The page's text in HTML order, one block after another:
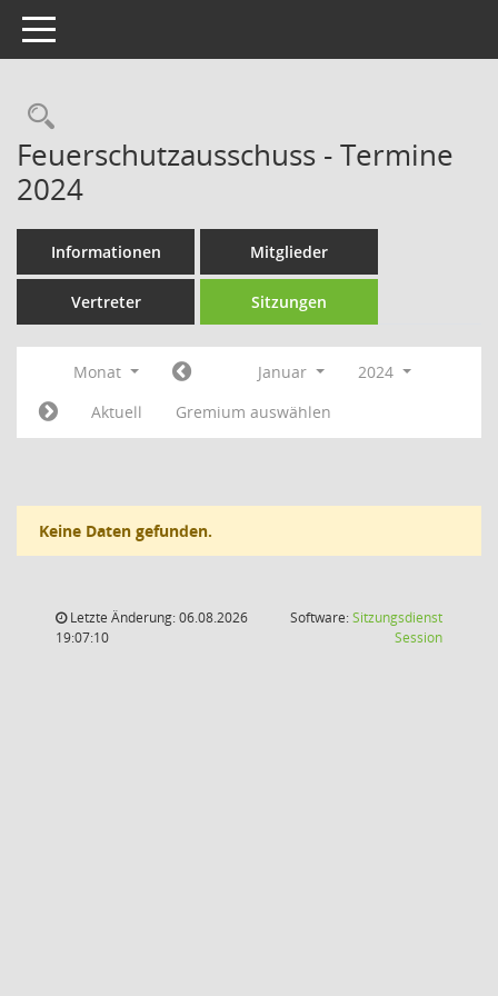
Toggle navigation
Rechercheauswahl
Feuerschutzausschuss - Termine
2024
Informationen Mitglieder
Vertreter Sitzungen
Monat Januar
2024
Aktuell
Gremium auswählen
Keine Daten gefunden.
Letzte Änderung: 06.08.2026
19:07:10
Software:Sitzungsdienst
Session(Wird in